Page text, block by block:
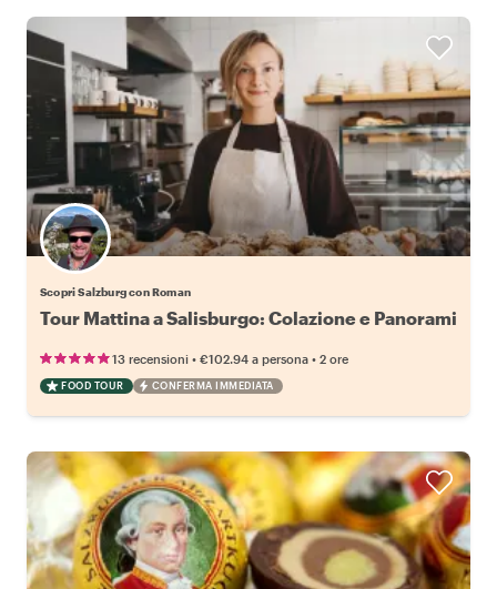
Scopri Salzburg con Roman
Tour Mattina a Salisburgo: Colazione e Panorami
13 recensioni • €102.94 a persona • 2 ore
FOOD TOUR CONFERMA IMMEDIATA